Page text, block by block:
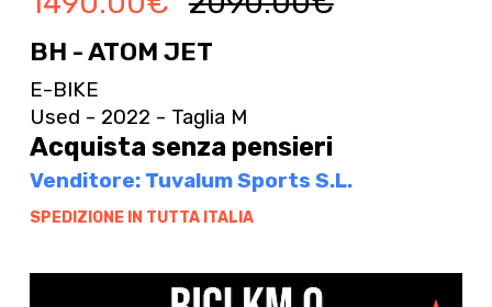
BH - ATOM JET
E-BIKE
Used - 2022 - Taglia M
Acquista senza pensieri
Venditore: Tuvalum Sports S.L.
SPEDIZIONE IN TUTTA ITALIA